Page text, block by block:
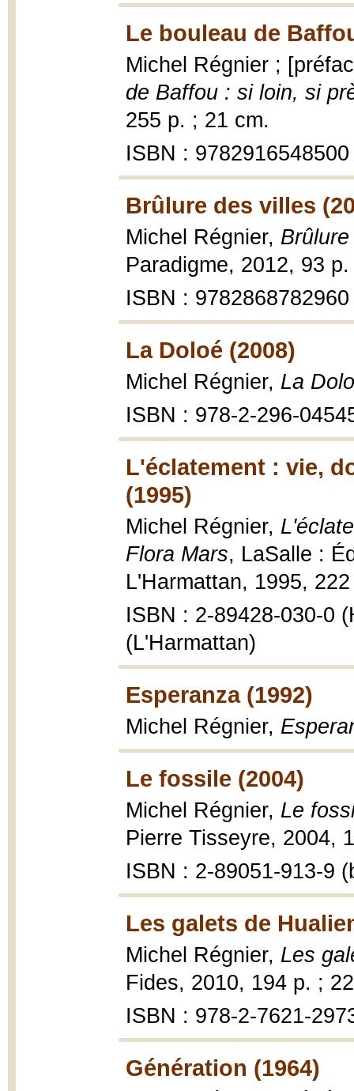
Le bouleau de
Michel Régnier ;
de Baffou : si loin, si
255 p. ; 21 cm.
ISBN : 9782916548500
Brûlure des villes
Michel Régnier,
Paradigme, 2012, 93
ISBN : 9782868782960
La Doloé (2008)
Michel Régnier, La
ISBN : 978-2-296-
L'éclatement : vie,
(1995)
Michel Régnier,
Flora Mars, LaSalle :
L'Harmattan, 1995,
ISBN : 2-89428-030-0
(L'Harmattan)
Esperanza (1992)
Michel Régnier,
Le fossile (2004)
Michel Régnier, Le
Pierre Tisseyre, 2004,
ISBN : 2-89051-913-9
Les galets de
Michel Régnier, Les
Fides, 2010, 194 p. ;
ISBN : 978-2-7621-
Génération (1964)